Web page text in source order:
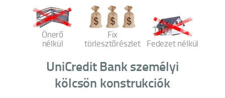
Önerő
nélkül
Fix
törlesztőrészlet Fedezet nélkül
UniCredit Bank személyi
kölcsön konstrukciók